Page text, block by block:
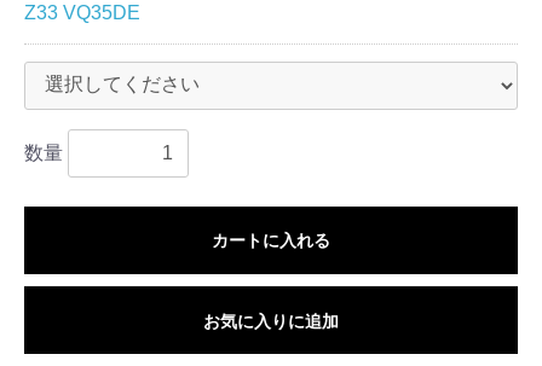
Z33 VQ35DE
数量
カートに入れる
お気に入りに追加